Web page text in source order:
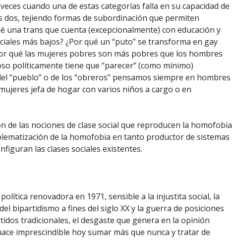
cuando una de estas categorías falla en su capacidad de
dos, tejiendo formas de subordinación que permiten
trans que cuenta (excepcionalmente) con educación y
más bajos? ¿Por qué un “puto” se transforma en gay
qué las mujeres pobres son más pobres que los hombres
políticamente tiene que “parecer” (como mínimo)
“pueblo” o de los “obreros” pensamos siempre en hombres
jefa de hogar con varios niños a cargo o en
de las nociones de clase social que reproducen la homofobia
de la homofobia en tanto productor de sistemas
las clases sociales existentes.
renovadora en 1971, sensible a la injustita social, la
bipartidismo a fines del siglo XX y la guerra de posiciones
tradicionales, el desgaste que genera en la opinión
imprescindible hoy sumar más que nunca y tratar de